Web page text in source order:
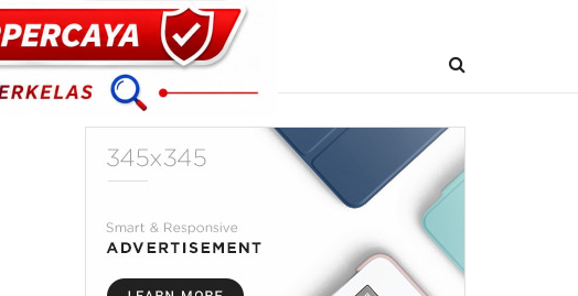
UMUM E-KORAN LIVE TV